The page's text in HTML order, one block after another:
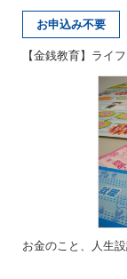
お申込み不要
【金銭教育】ラ
お金のこと、人生